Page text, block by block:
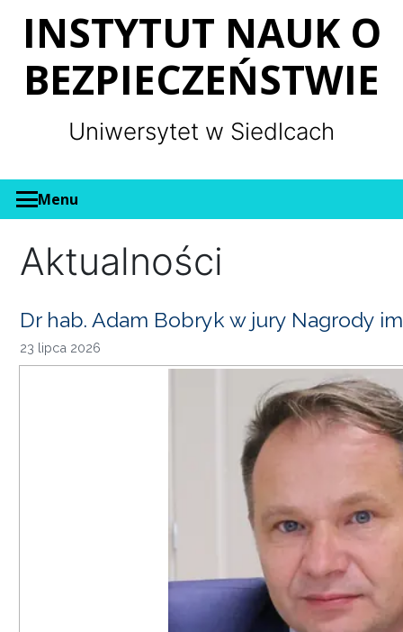
INSTYTUT NAUK O
BEZPIECZEŃSTWIE
Uniwersytet w Siedlcach
Menu
Aktualności
Dr hab. Adam Bobryk w jury Nagrody
23 lipca 2026